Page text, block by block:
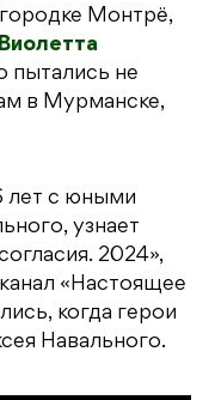
Монтрё,
Виолетта
пытались не
в Мурманске,
лет с юными
узнает
2024»,
«Настоящее
когда герои
Навального.